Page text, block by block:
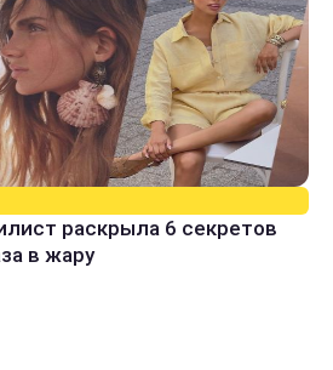
раскрыла 6 секретов
в жару